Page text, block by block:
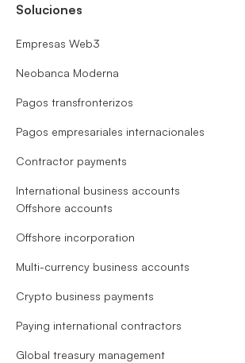
Soluciones
Empresas Web3
Neobanca Moderna
Pagos transfronterizos
Pagos empresariales internacionales
Contractor payments
International business accounts
Offshore accounts
Offshore incorporation
Multi-currency business accounts
Crypto business payments
Paying international contractors
Global treasury management